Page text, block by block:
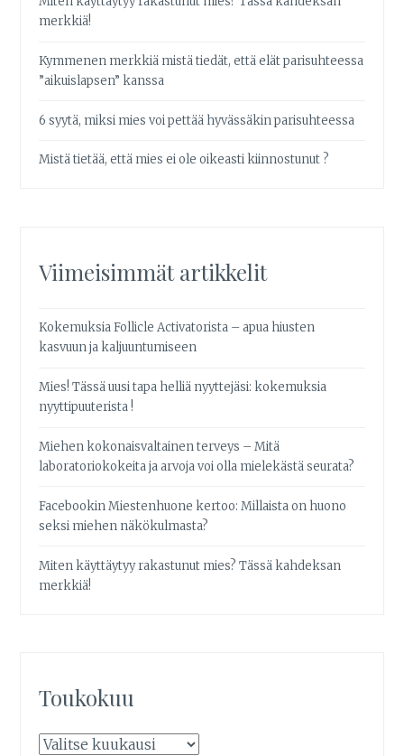
merkkiä!
Kymmenen merkkiä mistä tiedät, että elät parisuhteessa
”aikuislapsen” kanssa
6 syytä, miksi mies voi pettää hyvässäkin parisuhteessa
Mistä tietää, että mies ei ole oikeasti kiinnostunut ?
Viimeisimmät artikkelit
Kokemuksia Follicle Activatorista – apua hiusten
kasvuun ja kaljuuntumiseen
Mies! Tässä uusi tapa helliä nyyttejäsi: kokemuksia
nyyttipuuterista !
Miehen kokonaisvaltainen terveys – Mitä
laboratoriokokeita ja arvoja voi olla mielekästä seurata?
Facebookin Miestenhuone kertoo: Millaista on huono
seksi miehen näkökulmasta?
Miten käyttäytyy rakastunut mies? Tässä kahdeksan
merkkiä!
Toukokuu